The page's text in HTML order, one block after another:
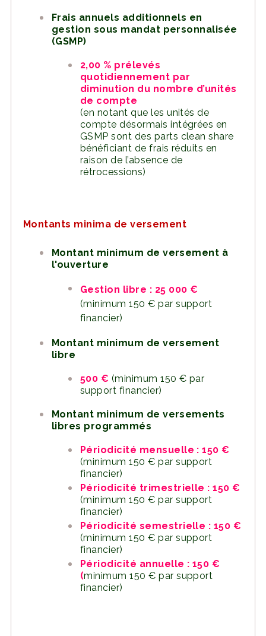
Frais annuels additionnels en
gestion sous mandat personnalisée
(GSMP)
2,00 % prélevés
quotidiennement par
diminution du nombre d’unités
de compte
(en notant que les unités de
compte désormais intégrées en
GSMP sont des parts clean share
bénéficiant de frais réduits en
raison de l’absence de
rétrocessions)
Montants minima de versement
Montant minimum de versement à
l'ouverture
Gestion libre : 25 000 €
(minimum 150 € par support
financier)
Montant minimum de versement
libre
500 € (minimum 150 € par
support financier)
Montant minimum de versements
libres programmés
Périodicité mensuelle : 150 €
(minimum 150 € par support
financier)
Périodicité trimestrielle : 150 €
(minimum 150 € par support
financier)
Périodicité semestrielle : 150 €
(minimum 150 € par support
financier)
Périodicité annuelle : 150 €
(minimum 150 € par support
financier)